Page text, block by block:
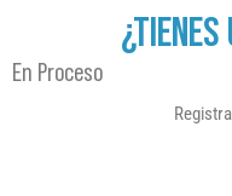
En Proceso